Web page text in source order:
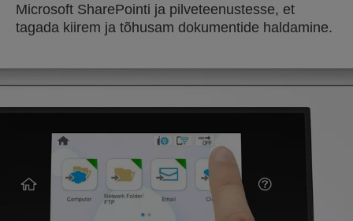
Microsoft SharePointi ja pilveteenustesse, et
tagada kiirem ja tõhusam dokumentide haldamine.